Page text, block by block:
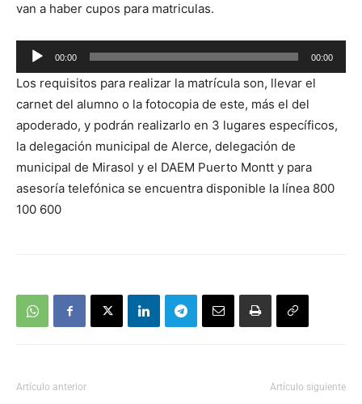
van a haber cupos para matriculas.
Reproductor
de
audio
00:00 00:00
Los requisitos para realizar la matrícula son, llevar el
carnet del alumno o la fotocopia de este, más el del
apoderado, y podrán realizarlo en 3 lugares específicos,
la delegación municipal de Alerce, delegación de
municipal de Mirasol y el DAEM Puerto Montt y para
asesoría telefónica se encuentra disponible la línea 800
100 600
Artículo anterior Artículo siguiente